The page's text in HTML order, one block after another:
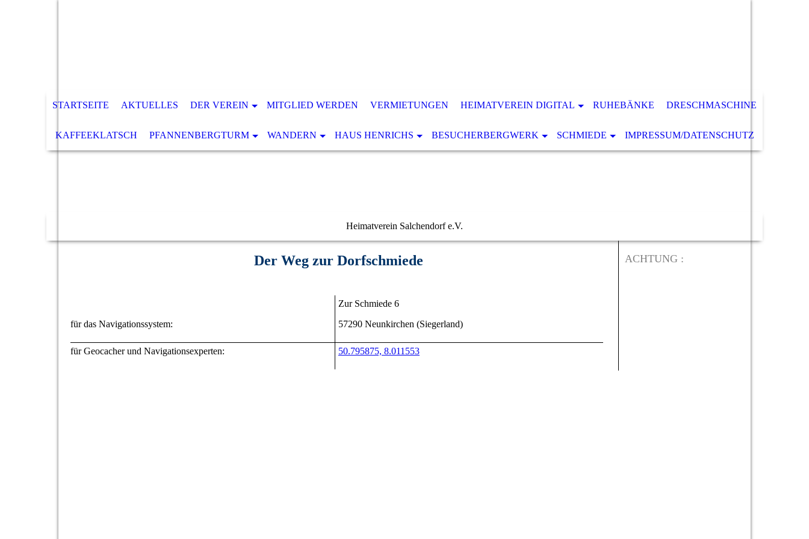
STARTSEITE AKTUELLES DER VEREIN MITGLIED WERDEN VERMIETUNGEN HEIMATVEREIN DIGITAL RUHEBÄNKE DRESCHMASCHINE
KAFFEEKLATSCH PFANNENBERGTURM WANDERN HAUS HENRICHS BESUCHERBERGWERK SCHMIEDE IMPRESSUM/DATENSCHUTZ
Heimatverein Salchendorf e.V.
Der Weg zur Dorfschmiede
für das Navigationssystem:
Zur Schmiede 6
57290 Neunkirchen (Siegerland)
für Geocacher und Navigationsexperten: 50.795875, 8.011553
ACHTUNG :